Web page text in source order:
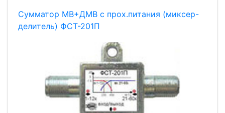
Сумматор МВ+ДМВ с прох.питания (миксер-
делитель) ФСТ-201П